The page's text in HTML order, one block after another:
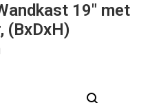
19″ met
(BxDxH)